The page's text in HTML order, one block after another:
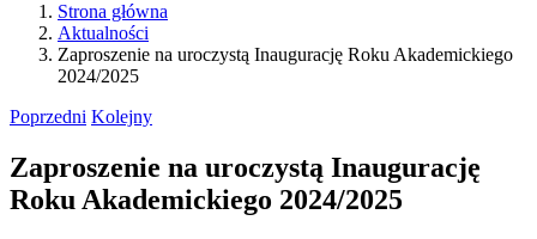
Strona główna
Aktualności
Zaproszenie na uroczystą Inaugurację Roku Akademickiego
2024/2025
Poprzedni Kolejny
Zaproszenie na uroczystą Inaugurację
Roku Akademickiego 2024/2025